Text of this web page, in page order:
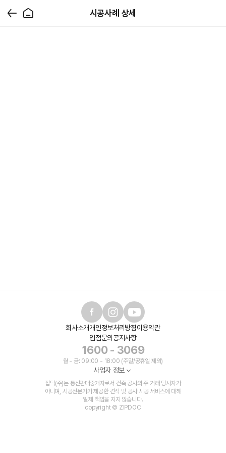
시공사례 상세
회사소개개인정보처리방침이용약관
입점문의 공지사항
1600 - 3069
월 - 금: 09:00 - 18:00 (주말/공휴일 제외)
사업자 정보
집닥(주)는 통신판매중개자로서 건축 공사의 주 거래 당사자가
아니며, 시공전문가가 제공한 견적 및 공사 시공 서비스에 대해
일체 책임을 지지 않습니다.
copyright © ZIPDOC